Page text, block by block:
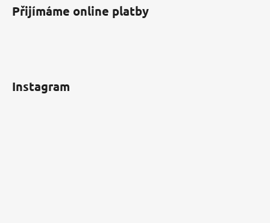
Přijímáme online platby
Instagram